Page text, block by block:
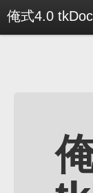
俺式4.0